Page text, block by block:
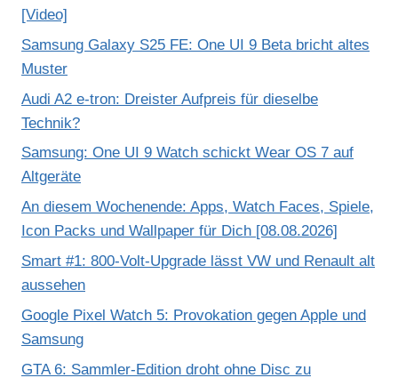
[Video]
Samsung Galaxy S25 FE: One UI 9 Beta bricht altes
Muster
Audi A2 e-tron: Dreister Aufpreis für dieselbe
Technik?
Samsung: One UI 9 Watch schickt Wear OS 7 auf
Altgeräte
An diesem Wochenende: Apps, Watch Faces, Spiele,
Icon Packs und Wallpaper für Dich [08.08.2026]
Smart #1: 800-Volt-Upgrade lässt VW und Renault alt
aussehen
Google Pixel Watch 5: Provokation gegen Apple und
Samsung
GTA 6: Sammler-Edition droht ohne Disc zu